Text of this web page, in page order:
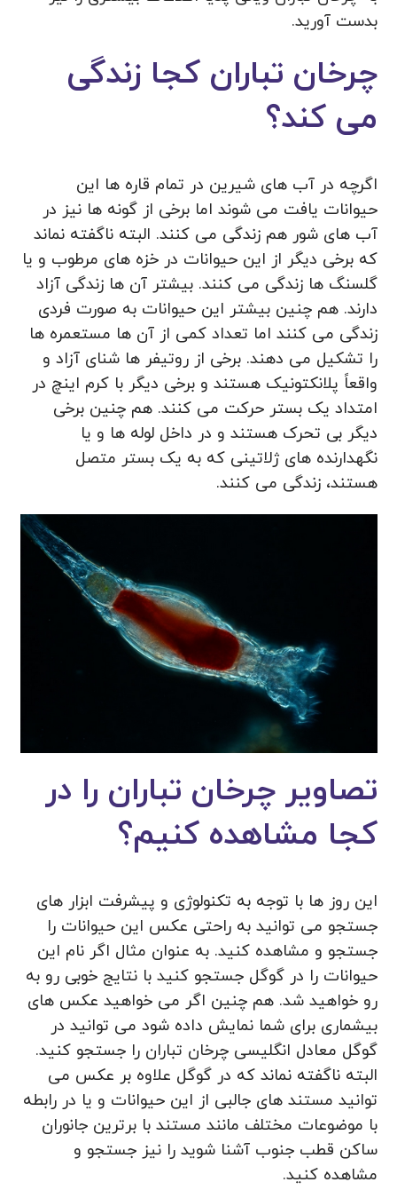
بدست آورید.
چرخان تباران کجا زندگی
می کند؟
اگرچه در آب های شیرین در تمام قاره ها این
حیوانات یافت می شوند اما برخی از گونه ها نیز در
آب های شور هم زندگی می کنند. البته ناگفته نماند
که برخی دیگر از این حیوانات در خزه های مرطوب و یا
گلسنگ ها زندگی می کنند. بیشتر آن ها زندگی آزاد
دارند. هم چنین بیشتر این حیوانات به صورت فردی
زندگی می کنند اما تعداد کمی از آن ها مستعمره ها
را تشکیل می دهند. برخی از روتیفر ها شنای آزاد و
واقعاً پلانکتونیک هستند و برخی دیگر با کرم اینچ در
امتداد یک بستر حرکت می کنند. هم چنین برخی
دیگر بی تحرک هستند و در داخل لوله ها و یا
نگهدارنده های ژلاتینی که به یک بستر متصل
هستند، زندگی می کنند.
تصاویر چرخان تباران را در
کجا مشاهده کنیم؟
این روز ها با توجه به تکنولوژی و پیشرفت ابزار های
جستجو می توانید به راحتی عکس این حیوانات را
جستجو و مشاهده کنید. به عنوان مثال اگر نام این
حیوانات را در گوگل جستجو کنید با نتایج خوبی رو به
رو خواهید شد. هم چنین اگر می‌ خواهید عکس های
بیشماری برای شما نمایش داده شود می توانید در
گوگل معادل انگلیسی چرخان تباران را جستجو کنید.
البته ناگفته نماند که در گوگل علاوه بر عکس می
توانید مستند های جالبی از این حیوانات و یا در رابطه
با موضوعات مختلف مانند مستند با برترین جانوران
ساکن قطب جنوب آشنا شوید را نیز جستجو و
مشاهده کنید.